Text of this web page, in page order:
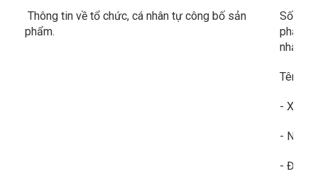
Thông tin về tổ chức, cá nhân tự công bố sản
phẩm.
Số
phẩm
nhận
Tên và
- Xuất
- Nhà
- Địa